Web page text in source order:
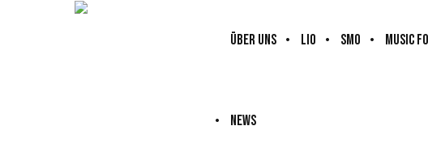
ÜBER UNS LIO SMO MUSIC
NEWS